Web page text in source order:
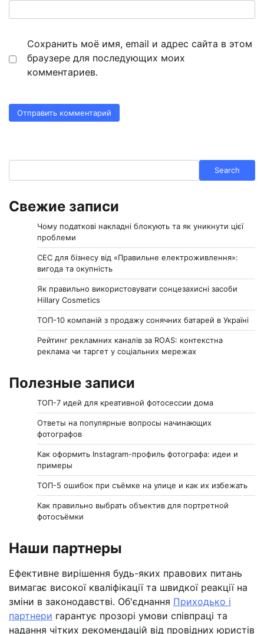
Сохранить моё имя, email и адрес сайта в этом
браузере для последующих моих
комментариев.
Search
Свежие записи
Чому податкові накладні блокують та як уникнути цієї
проблеми
СЕС для бізнесу від «Правильне електроживлення»:
вигода та окупність
Як правильно використовувати сонцезахисні засоби
Hillary Cosmetics
ТОП-10 компаній з продажу сонячних батарей в Україні
Рейтинг рекламних каналів за ROAS: контекстна
реклама чи таргет у соціальних мережах
Полезные записи
ТОП-7 идей для креативной фотосессии дома
Ответы на популярные вопросы начинающих
фотографов
Как оформить Instagram-профиль фотографа: идеи и
примеры
ТОП-5 ошибок при съёмке на улице и как их избежать
Как правильно выбрать объектив для портретной
фотосъёмки
Наши партнеры
Ефективне вирішення будь-яких правових питань
вимагає високої кваліфікації та швидкої реакції на
зміни в законодавстві. Об'єднання Приходько і
партнери гарантує прозорі умови співпраці та
надання чітких рекомендацій від провідних юристів